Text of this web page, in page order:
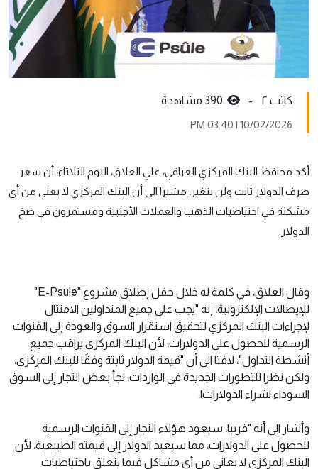
کاتب ٢ -
10/02/2026 | 03:40 PM
أكد محافظ البنك المركزي العراقي، علي العلاق، اليوم الثلاثاء، أن سعر
صرف الدولار ثابت ولن يتغير، مشيرا الى أن البنك المركزي لا يعني من أي
مشكلة في احتياطيات الذهب والعملات الأجنبية ومستمرون في ضخ
الدولار.
وقال العلاق، في كلمة له خلال حفل إطلاق مشروع "E-Psule"
للإيصالات الإلكترونية، إنه "يجب على جميع المتداولين الامتثال
لإجراءات البنك المركزي لتحقيق استقرار السوق والعودة إلى القنوات
الرسمية للحصول على الدولارات، لأن البنك المركزي يراقب جميع
أنشطة التداول"، لافتا الى أن "قيمة الدولار ثابتة وفقًا للبنك المركزي،
ولكن نظرا للتطورات الجديدة في الواردات، لجأ بعض التجار إلى السوق
السوداء لشراء الدولارات|.
وأشار الى أنه "قريبا، سيعود هؤلاء التجار إلى القنوات الرسمية
للحصول على الدولارات، مما سيعيد الدولار إلى قيمته الطبيعية، لأن
البنك المركزي لا يعاني من أي مشاكل فيما يتعلق باحتياطيات